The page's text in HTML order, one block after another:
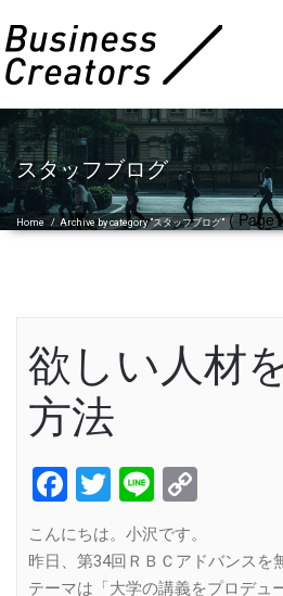
スタッフブログ
Home /Archive by category "スタッフブログ"(
欲しい人材
方法
Facebook
Twitter
Line
こんにちは。小沢です。
昨日、第34回ＲＢＣアドバンスを
テーマは「大学の講義をプロデュ